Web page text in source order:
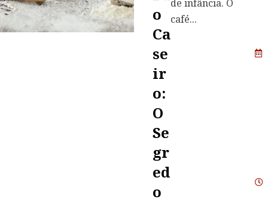
O
Ca
Se
Ir
O:
O
Se
Gr
Ed
O
de infância. O
café...